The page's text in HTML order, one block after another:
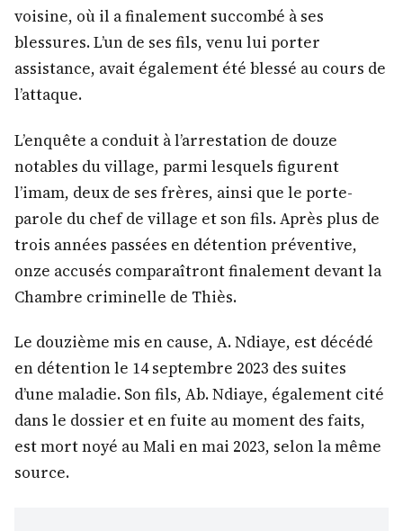
voisine, où il a finalement succombé à ses
blessures. L’un de ses fils, venu lui porter
assistance, avait également été blessé au cours de
l’attaque.
L’enquête a conduit à l’arrestation de douze
notables du village, parmi lesquels figurent
l’imam, deux de ses frères, ainsi que le porte-
parole du chef de village et son fils. Après plus de
trois années passées en détention préventive,
onze accusés comparaîtront finalement devant la
Chambre criminelle de Thiès.
Le douzième mis en cause, A. Ndiaye, est décédé
en détention le 14 septembre 2023 des suites
d’une maladie. Son fils, Ab. Ndiaye, également cité
dans le dossier et en fuite au moment des faits,
est mort noyé au Mali en mai 2023, selon la même
source.